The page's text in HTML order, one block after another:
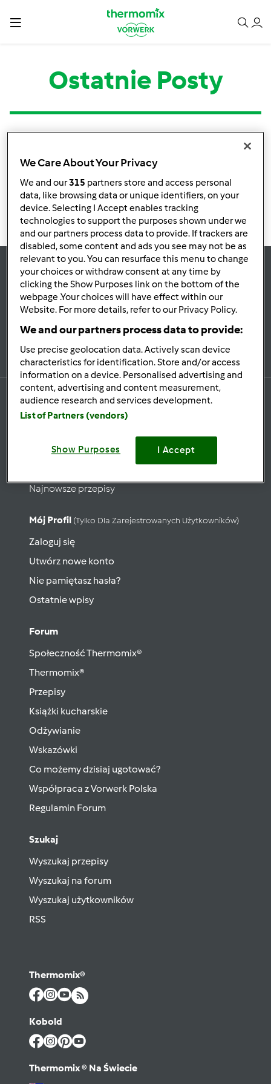
Ostatnie Posty
Ostatni post
Brak informacji o aktywnościach
Bądźna bieżąco
Zapisz się do naszego newslettera
Wyszukaj przepisy
Najnowsze przepisy
Mój Profil (tylko Dla Zarejestrowanych Użytkowników)
Zaloguj się
Utwórz nowe konto
Nie pamiętasz hasła?
Ostatnie wpisy
Forum
Społeczność Thermomix®
Thermomix®
Przepisy
Książki kucharskie
Odżywianie
Wskazówki
Co możemy dzisiaj ugotować?
Współpraca z Vorwerk Polska
Regulamin Forum
Szukaj
Wyszukaj przepisy
Wyszukaj na forum
Wyszukaj użytkowników
RSS
Thermomix®
Kobold
Thermomix ® Na Świecie
We Care About Your Privacy
We and our315 partners store and access personal
data, like browsing data or unique identifiers, on your
device. Selecting I Accept enables tracking
technologies to support the purposes shown under we
and our partners process data to provide. If trackers are
disabled, some content and ads you see may not be as
relevant to you. You can resurface this menu to change
your choices or withdraw consent at any time by
clicking the Show Purposes link on the bottom of the
webpage .Your choices will have effect within our
Website. For more details, refer to our Privacy Policy.
We and our partners process data to provide:
Use precise geolocation data. Actively scan device
characteristics for identification. Store and/or access
information on a device. Personalised advertising and
content, advertising and content measurement,
audience research and services development.
List of Partners (vendors)
Show Purposes I Accept